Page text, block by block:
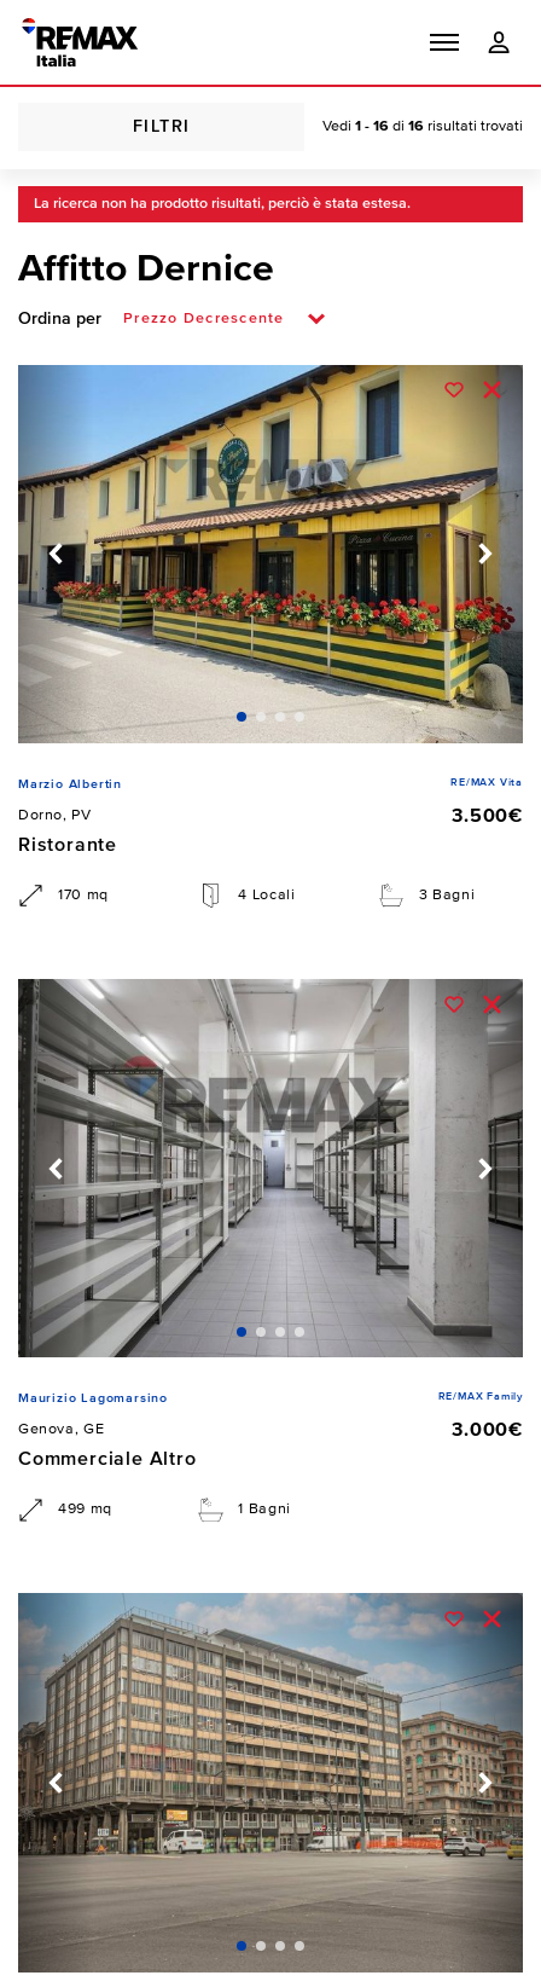
FILTRI Vedi 1 - 16 di 16 risultati trovati
La ricerca non ha prodotto risultati, perciò è stata estesa.
Affitto Dernice
Ordina per
Marzio Albertin RE/MAX Vita
Dorno, PV
3.500€
Ristorante
170 mq 4 Locali 3 Bagni
Maurizio Lagomarsino RE/MAX Family
Genova, GE
3.000€
Commerciale Altro
499 mq 1 Bagni